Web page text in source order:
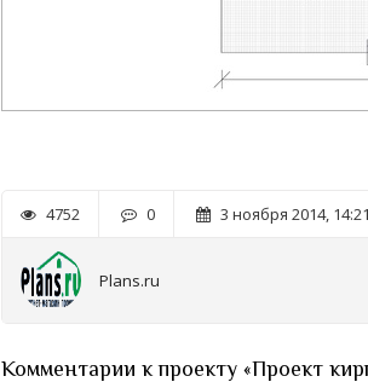
4752 0 3 ноября 2014,
Plans.ru
Комментарии к проекту «Проект